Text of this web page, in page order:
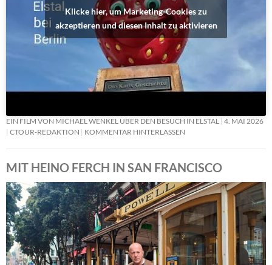
Klicke hier, um Marketing-Cookies zu
akzeptieren und diesen Inhalt zu aktivieren
EIN FILM VON MICHAEL WENKEL ÜBER DEN BESUCH IN ELSTAL
4. MAI 2026
CTOUR-REDAKTION
KOMMENTAR HINTERLASSEN
MIT HEINO FERCH IN SAN FRANCISCO